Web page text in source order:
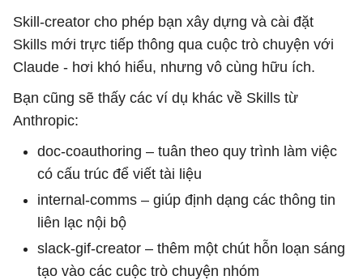
Skill-creator cho phép bạn xây dựng và cài đặt
Skills mới trực tiếp thông qua cuộc trò chuyện với
Claude - hơi khó hiểu, nhưng vô cùng hữu ích.
Bạn cũng sẽ thấy các ví dụ khác về Skills từ
Anthropic:
doc-coauthoring – tuân theo quy trình làm việc
có cấu trúc để viết tài liệu
internal-comms – giúp định dạng các thông tin
liên lạc nội bộ
slack-gif-creator – thêm một chút hỗn loạn sáng
tạo vào các cuộc trò chuyện nhóm